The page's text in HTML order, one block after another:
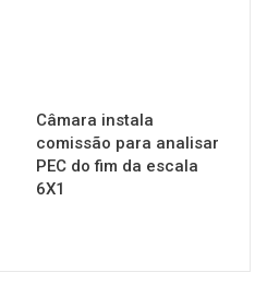
Câmara instala
comissão para analisar
PEC do fim da escala
6X1